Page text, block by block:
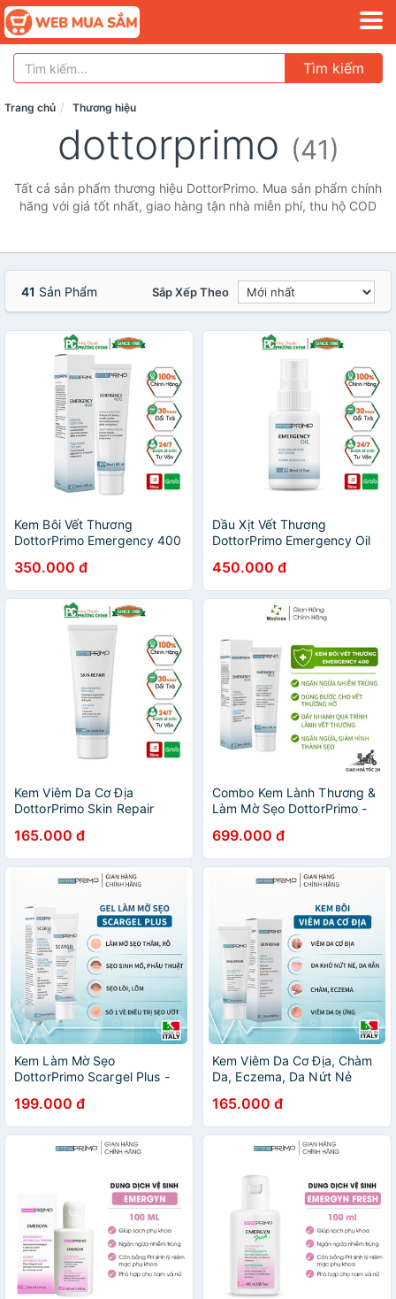
Tìm kiếm
Trang chủ Thương hiệu
dottorprimo (41)
Tất cả sản phẩm thương hiệu DottorPrimo. Mua sản phẩm chính
hãng với giá tốt nhất, giao hàng tận nhà miễn phí, thu hộ COD
41 Sản Phẩm Sắp Xếp Theo
Kem Bôi Vết Thương
DottorPrimo Emergency 400
Lành Và Chống Sẹo (Chai
30ml)
350.000 đ
Dầu Xịt Vết Thương
DottorPrimo Emergency Oil
Lành & Ngăn Nhiễm Trùng
(Chai 30ml)
450.000 đ
Kem Viêm Da Cơ Địa
DottorPrimo Skin Repair
Ứng, Cấp Ẩm Và Phục Hồi
Tổn Thương Da (Tuýp 20-
50ml)
165.000 đ
Combo Kem Lành Thương &
Làm Mờ Sẹo DottorPrimo -
Thương & Làm Mờ Sẹo Số 1
Tại Italy
699.000 đ
Kem Làm Mờ Sẹo
DottorPrimo Scargel Plus -
Thương Còn Ướt (Tuýp 10ml
/ 20ml)
199.000 đ
Kem Viêm Da Cơ Địa, Chàm
Da, Eczema, Da Nứt Nẻ
(Tuýp 20-50ml)
165.000 đ